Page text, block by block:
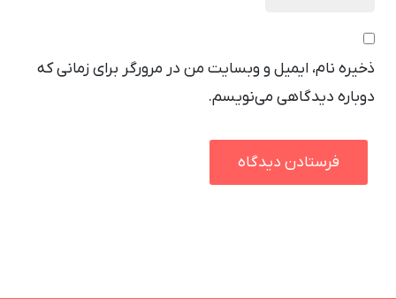
ذخیره نام، ایمیل و وبسایت من در مرورگر برای زمانی که
دوباره دیدگاهی می‌نویسم.